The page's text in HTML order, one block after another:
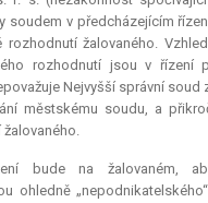
soudem v předcházejícím
žalovaného.
rozhodnutí jsou v řízení
Nejvyšší správní soud
městskému soudu, a
bude na žalovaném,
ohledně